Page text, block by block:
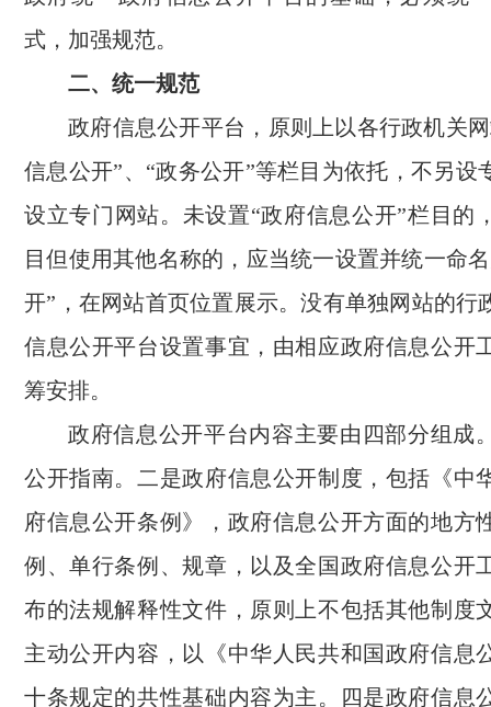
式，加强规范。
二、统一规范
政府信息公开平台，原则上以各行政机关
信息公开”、“政务公开”等栏目为依托，不另设
设立专门网站。未设置“政府信息公开”栏目的
目但使用其他名称的，应当统一设置并统一命
开”，在网站首页位置展示。没有单独网站的行
信息公开平台设置事宜，由相应政府信息公开
筹安排。
政府信息公开平台内容主要由四部分组成
公开指南。二是政府信息公开制度，包括《中
府信息公开条例》，政府信息公开方面的地方
例、单行条例、规章，以及全国政府信息公开
布的法规解释性文件，原则上不包括其他制度
主动公开内容，以《中华人民共和国政府信息
十条规定的共性基础内容为主。四是政府信息